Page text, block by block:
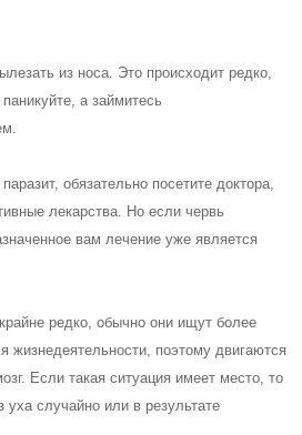
из носа. Это происходит редко,
а займитесь
обязательно посетите доктора,
лекарства. Но если червь
вам лечение уже является
редко, обычно они ищут более
жизнедеятельности, поэтому двигаются
Если такая ситуация имеет место, то
уха случайно или в результате